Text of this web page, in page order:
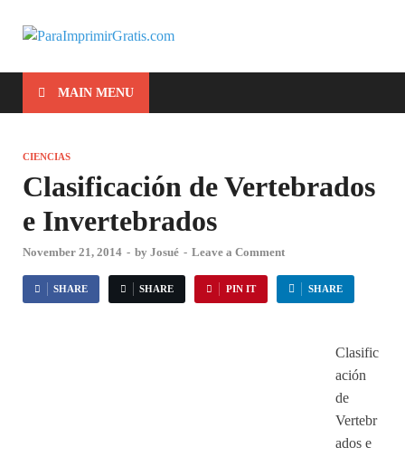
MAIN MENU
CIENCIAS
Clasificación de Vertebrados
e Invertebrados
November 21, 2014 - by Josué - Leave a Comment
SHARE SHARE PIN IT SHARE
Clasific
ación
de
Vertebr
ados e